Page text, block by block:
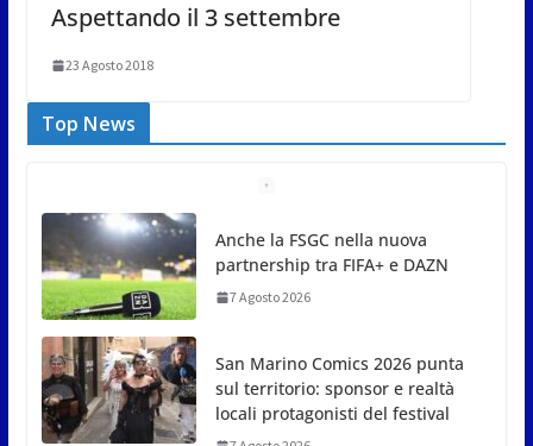
Aspettando il 3 settembre
23 Agosto 2018
Top News
San Marino Comics 2026 punta
sul territorio: sponsor e realtà
locali protagonisti del festival
San Marino. Eclissi di sole
mercoledì 12, verso l’ora del
tramonto. I luoghi del territorio